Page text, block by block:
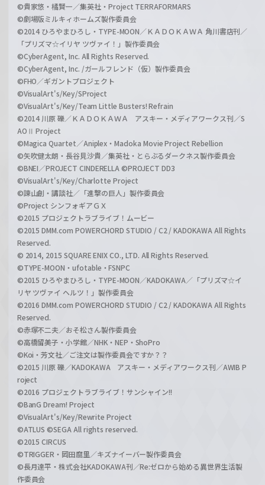
©貴家悠・橘賢一／集英社・Project TERRAFORMARS
©劇場版ミルキィホームズ製作委員会
©2014 ひろやまひろし・TYPE-MOON／ＫＡＤＯＫＡＷＡ 角川書店刊／
「プリズマ☆イリヤ ツヴァイ！」製作委員会
©CyberAgent, Inc. All Rights Reserved.
©CyberAgent, Inc. /ガールフレンド（仮）製作委員会
©FHO／ギガントプロジェクト
©VisualArt's/Key/SProject
©VisualArt's/Key/Team Little Busters! Refrain
©2014 川原 礫／ＫＡＤＯＫＡＷＡ アスキー・メディアワークス刊／S
AOⅡ Project
©Magica Quartet／Aniplex・Madoka Movie Project Rebellion
©矢吹健太朗・長谷見沙貴／集英社・とらぶるダークネス製作委員会
©BNEI／PROJECT CINDERELLA ©PROJECT DD3
©VisualArt's/Key/Charlotte Project
©諫山創・講談社／「進撃の巨人」製作委員会
©Project シンフォギアＧＸ
©2015 プロジェクトラブライブ！ムービー
©2015 DMM.com POWERCHORD STUDIO / C2 / KADOKAWA All Rights
Reserved.
© 2014, 2015 SQUARE ENIX CO., LTD. All Rights Reserved.
©TYPE-MOON・ufotable・FSNPC
©2015 ひろやまひろし・TYPE-MOON／KADOKAWA／「プリズマ☆イ
リヤ ツヴァイ ヘルツ！」製作委員会
©2016 DMM.com POWERCHORD STUDIO / C2 / KADOKAWA All Rights
Reserved.
©赤塚不二夫／おそ松さん製作委員会
©高橋留美子・小学館／NHK・NEP・ShoPro
©Koi・芳文社／ご注文は製作委員会ですか？？
©2015 川原 礫／KADOKAWA アスキー・メディアワークス刊／AWIB P
roject
©2016 プロジェクトラブライブ！サンシャイン!!
©BanG Dream! Project
©VisualArt's/Key/Rewrite Project
©ATLUS ©SEGA All rights reserved.
©2015 CIRCUS
©TRIGGER・岡田麿里／キズナイーバー製作委員会
©長月達平・株式会社KADOKAWA刊／Re:ゼロから始める異世界生活製
作委員会